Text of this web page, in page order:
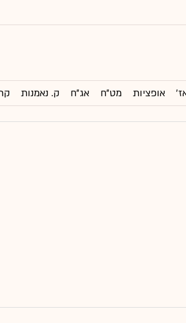
אופציות מט"ח אג"ח ק. נאמנות